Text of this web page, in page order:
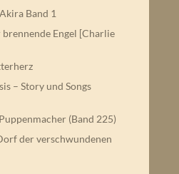
Band 1
Engel [Charlie
– Story und Songs
(Band 225)
der verschwundenen